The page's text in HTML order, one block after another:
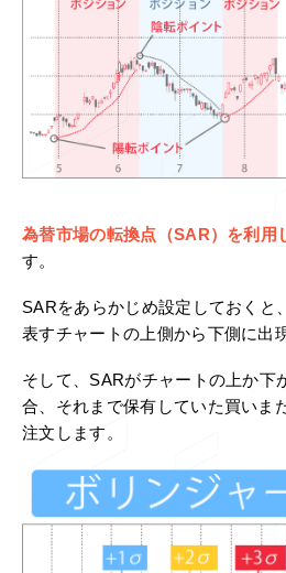
為替市場の転換点（SAR）を利用
す。
SARをあらかじめ設定しておくと
表すチャートの上側から下側に出
そして、SARがチャートの上か下
合、それまで保有していた買いま
注文します。